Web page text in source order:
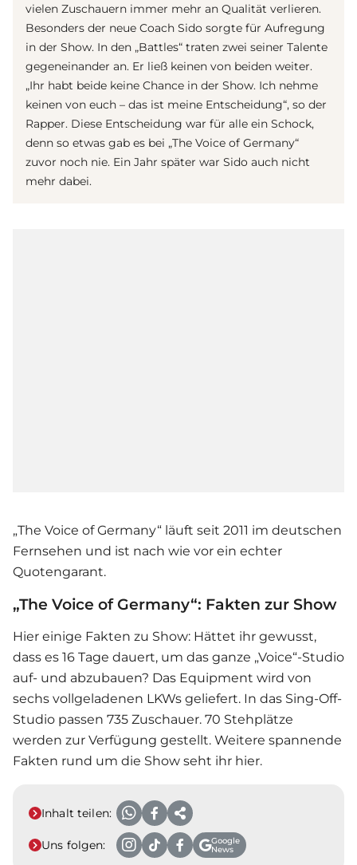
vielen Zuschauern immer mehr an Qualität verlieren.
Besonders der neue Coach Sido sorgte für Aufregung
in der Show. In den „Battles“ traten zwei seiner Talente
gegeneinander an. Er ließ keinen von beiden weiter.
„Ihr habt beide keine Chance in der Show. Ich nehme
keinen von euch – das ist meine Entscheidung“, so der
Rapper. Diese Entscheidung war für alle ein Schock,
denn so etwas gab es bei „The Voice of Germany“
zuvor noch nie. Ein Jahr später war Sido auch nicht
mehr dabei.
„The Voice of Germany“ läuft seit 2011 im deutschen
Fernsehen und ist nach wie vor ein echter
Quotengarant.
„The Voice of Germany“: Fakten zur Show
Hier einige Fakten zu Show: Hättet ihr gewusst,
dass es 16 Tage dauert, um das ganze „Voice“-Studio
auf- und abzubauen? Das Equipment wird von
sechs vollgeladenen LKWs geliefert. In das Sing-Off-
Studio passen 735 Zuschauer. 70 Stehplätze
werden zur Verfügung gestellt. Weitere spannende
Fakten rund um die Show seht ihr hier.
Inhalt teilen:
Uns folgen:
Google
News